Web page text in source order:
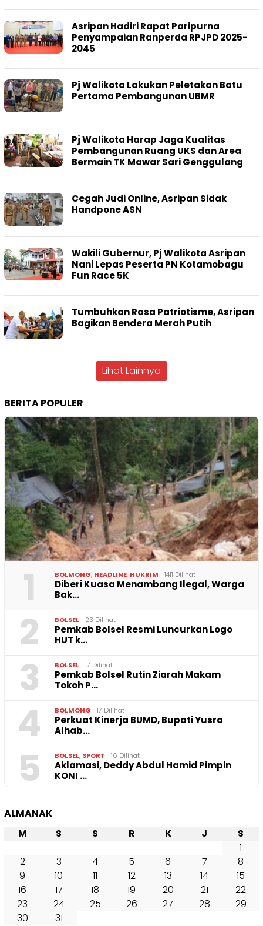
Asripan Hadiri Rapat Paripurna
Penyampaian Ranperda RPJPD 2025-
2045
Pj Walikota Lakukan Peletakan Batu
Pertama Pembangunan UBMR
Pj Walikota Harap Jaga Kualitas
Pembangunan Ruang UKS dan Area
Bermain TK Mawar Sari Genggulang
Cegah Judi Online, Asripan Sidak
Handpone ASN
Wakili Gubernur, Pj Walikota Asripan
Nani Lepas Peserta PN Kotamobagu
Fun Race 5K
Tumbuhkan Rasa Patriotisme, Asripan
Bagikan Bendera Merah Putih
Lihat Lainnya
BERITA POPULER
1 BOLMONG, HEADLINE, HUKRIM 1411 Dilihat
Diberi Kuasa Menambang Ilegal, Warga
Bak…
2 BOLSEL 23 Dilihat
Pemkab Bolsel Resmi Luncurkan Logo
HUT k…
3 BOLSEL 17 Dilihat
Pemkab Bolsel Rutin Ziarah Makam
Tokoh P…
4 BOLMONG 17 Dilihat
Perkuat Kinerja BUMD, Bupati Yusra
Alhab…
5 BOLSEL, SPORT 16 Dilihat
Aklamasi, Deddy Abdul Hamid Pimpin
KONI …
ALMANAK
M S S R K J
S
1
2
3 4 5 6 7
8
9
10 11 12 13 14
15
16
17 18 19 20 21
22
23
24 25 26 27 28
29
30
31